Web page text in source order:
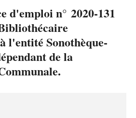
d'emploi n° 2020-131
l'entité Sonothèque-
de la